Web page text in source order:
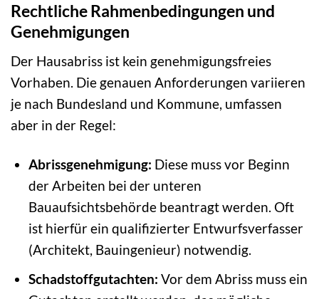
Rechtliche Rahmenbedingungen und
Genehmigungen
Der Hausabriss ist kein genehmigungsfreies
Vorhaben. Die genauen Anforderungen variieren
je nach Bundesland und Kommune, umfassen
aber in der Regel:
Abrissgenehmigung: Diese muss vor Beginn
der Arbeiten bei der unteren
Bauaufsichtsbehörde beantragt werden. Oft
ist hierfür ein qualifizierter Entwurfsverfasser
(Architekt, Bauingenieur) notwendig.
Schadstoffgutachten: Vor dem Abriss muss ein